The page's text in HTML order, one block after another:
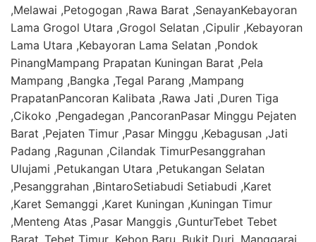
,Melawai ,Petogogan ,Rawa Barat ,SenayanKebayoran
Lama Grogol Utara ,Grogol Selatan ,Cipulir ,Kebayoran
Lama Utara ,Kebayoran Lama Selatan ,Pondok
PinangMampang Prapatan Kuningan Barat ,Pela
Mampang ,Bangka ,Tegal Parang ,Mampang
PrapatanPancoran Kalibata ,Rawa Jati ,Duren Tiga
,Cikoko ,Pengadegan ,PancoranPasar Minggu Pejaten
Barat ,Pejaten Timur ,Pasar Minggu ,Kebagusan ,Jati
Padang ,Ragunan ,Cilandak TimurPesanggrahan
Ulujami ,Petukangan Utara ,Petukangan Selatan
,Pesanggrahan ,BintaroSetiabudi Setiabudi ,Karet
,Karet Semanggi ,Karet Kuningan ,Kuningan Timur
,Menteng Atas ,Pasar Manggis ,GunturTebet Tebet
Barat ,Tebet Timur ,Kebon Baru ,Bukit Duri ,Manggarai